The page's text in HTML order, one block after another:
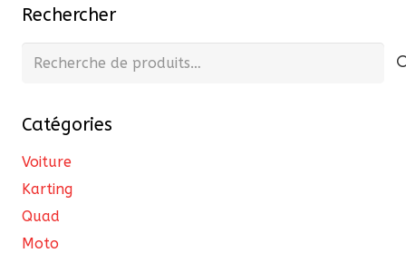
Rechercher
Recherche
Catégories
Voiture
Karting
Quad
Moto